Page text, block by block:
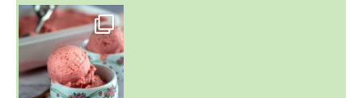
~ NICE CREAM À LA FRAISE ~
Presque un mois que